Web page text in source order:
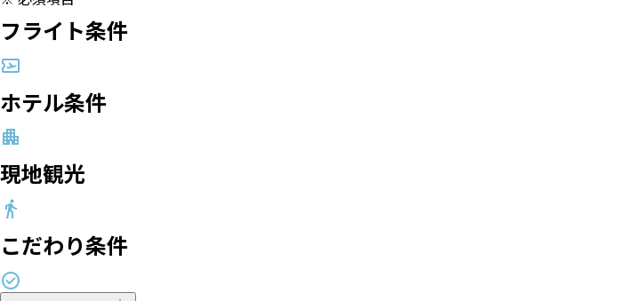
フライト条件
ホテル条件
現地観光
こだわり条件